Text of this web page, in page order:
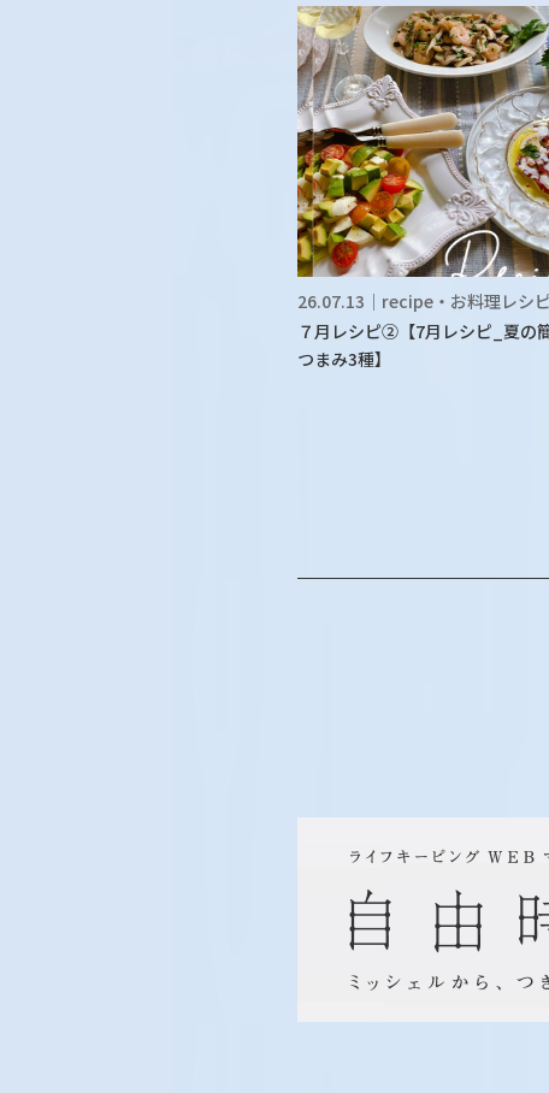
26.07.13｜recipe・お料理レシピ
７月レシピ②【7月レシピ_夏の
つまみ3種】